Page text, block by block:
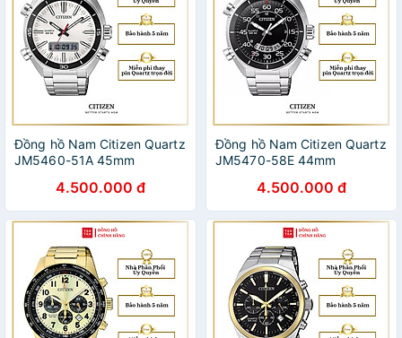
Đồng hồ Nam Citizen Quartz
JM5460-51A 45mm
4.500.000 đ
Đồng hồ Nam Citizen Quartz
JM5470-58E 44mm
4.500.000 đ